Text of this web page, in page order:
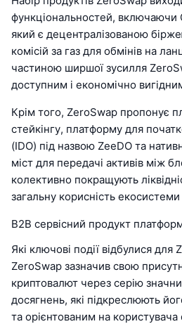
функціональностей, включаючи
який є децентралізованою
комісій за газ для обмінів на
частиною ширшої зусилля
доступним і економічно
Крім того, ZeroSwap пропонує
стейкінгу, платформу для
(IDO) під назвою ZeeDO та
міст для передачі активів між
колективно покращують
загальну корисність
B2B сервісний продукт
Які ключові події відбулися для
ZeroSwap зазначив свою
криптовалют через серію
досягнень, які підкреслюють
та орієнтованим на